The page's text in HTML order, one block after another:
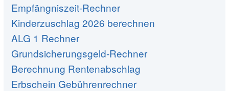
Empfängniszeit-Rechner
Kinderzuschlag 2026 berechnen
ALG 1 Rechner
Grundsicherungsgeld-Rechner
Berechnung Rentenabschlag
Erbschein Gebührenrechner